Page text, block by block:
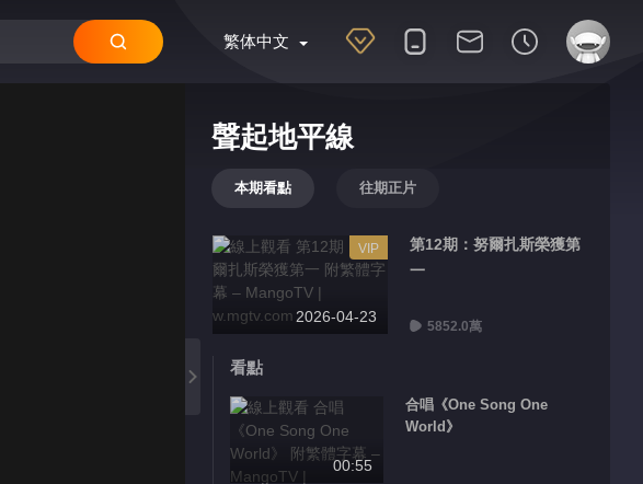
繁体中文
聲起地平線
本期看點 往期正片
2026-04-23
VIP
第12期：努爾扎斯榮獲第
一
5852.0萬
看點
00:55
合唱《One Song One
World》